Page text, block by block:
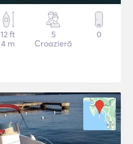
12 ft
4 m
5
Croazieră
0